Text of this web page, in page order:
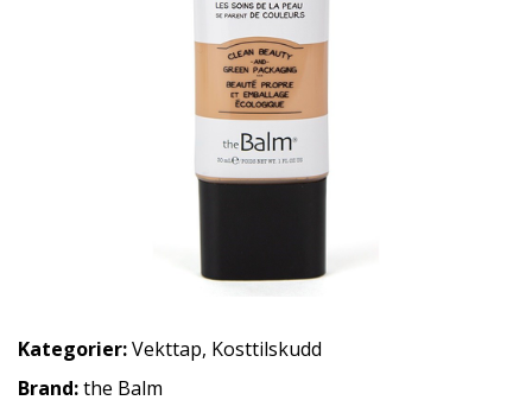
Kategorier:Vekttap, Kosttilskudd
Brand:the Balm